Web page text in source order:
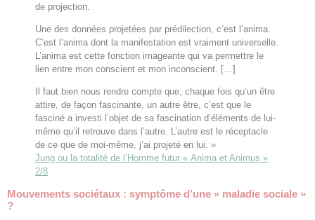
de projection.
Une des données projetées par prédilection, c’est l’anima.
C’est l’anima dont la manifestation est vraiment universelle.
L’anima est cette fonction imageante qui va permettre le
lien entre mon conscient et mon inconscient. […]
Il faut bien nous rendre compte que, chaque fois qu’un être
attire, de façon fascinante, un autre être, c’est que le
fasciné a investi l’objet de sa fascination d’éléments de lui-
même qu’il retrouve dans l’autre. L’autre est le réceptacle
de ce que de moi-même, j’ai projeté en lui. »
Jung ou la totalité de l’Homme futur « Anima et Animus »
2/8
Mouvements sociétaux : symptôme d’une « maladie sociale »
?